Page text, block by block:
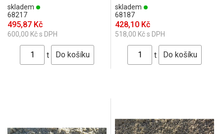
skladem
68217
495,87 Kč
600,00 Kč s DPH
t
skladem
68187
428,10 Kč
518,00 Kč s DPH
t